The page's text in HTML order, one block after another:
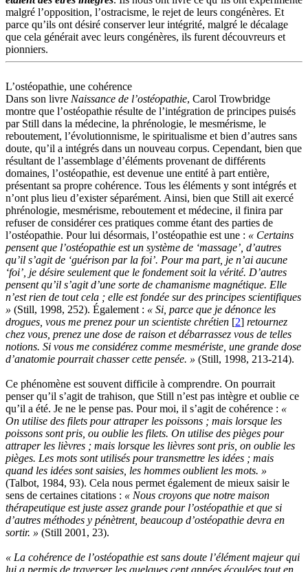
malgré l’opposition, l’ostracisme, le rejet de leurs congénères. Et
parce qu’ils ont désiré conserver leur intégrité, malgré le décalage
que cela générait avec leurs congénères, ils furent découvreurs et
pionniers.
L’ostéopathie, une cohérence
Dans son livre Naissance de l’ostéopathie, Carol Trowbridge
montre que l’ostéopathie résulte de l’intégration de principes puisés
par Still dans la médecine, la phrénologie, le mesmérisme, le
reboutement, l’évolutionnisme, le spiritualisme et bien d’autres sans
doute, qu’il a intégrés dans un nouveau corpus. Cependant, bien que
résultant de l’assemblage d’éléments provenant de différents
domaines, l’ostéopathie, est devenue une entité à part entière,
présentant sa propre cohérence. Tous les éléments y sont intégrés et
n’ont plus lieu d’exister séparément. Ainsi, bien que Still ait exercé
phrénologie, mesmérisme, reboutement et médecine, il finira par
refuser de considérer ces pratiques comme étant des parties de
l’ostéopathie. Pour lui désormais, l’ostéopathie est une : « Certains
pensent que l’ostéopathie est un système de ‘massage’, d’autres
qu’il s’agit de ‘guérison par la foi’. Pour ma part, je n’ai aucune
‘foi’, je désire seulement que le fondement soit la vérité. D’autres
pensent qu’il s’agit d’une sorte de chamanisme magnétique. Elle
n’est rien de tout cela ; elle est fondée sur des principes scientifiques
» (Still, 1998, 252). Également : « Si, parce que je dénonce les
drogues, vous me prenez pour un scientiste chrétien [2] retournez
chez vous, prenez une dose de raison et débarrassez vous de telles
notions. Si vous me considérez comme mesmériste, une grande dose
d’anatomie pourrait chasser cette pensée. » (Still, 1998, 213-214).
Ce phénomène est souvent difficile à comprendre. On pourrait
penser qu’il s’agit de trahison, que Still n’est pas intègre et oublie ce
qu’il a été. Je ne le pense pas. Pour moi, il s’agit de cohérence : «
On utilise des filets pour attraper les poissons ; mais lorsque les
poissons sont pris, ou oublie les filets. On utilise des pièges pour
attraper les lièvres ; mais lorsque les lièvres sont pris, on oublie les
pièges. Les mots sont utilisés pour transmettre les idées ; mais
quand les idées sont saisies, les hommes oublient les mots. »
(Talbot, 1984, 93). Cela nous permet également de mieux saisir le
sens de certaines citations : « Nous croyons que notre maison
thérapeutique est juste assez grande pour l’ostéopathie et que si
d’autres méthodes y pénètrent, beaucoup d’ostéopathie devra en
sortir. » (Still 2001, 23).
« La cohérence de l’ostéopathie est sans doute l’élément majeur qui
lui a permis de traverser les quelques cent années écoulées tout en